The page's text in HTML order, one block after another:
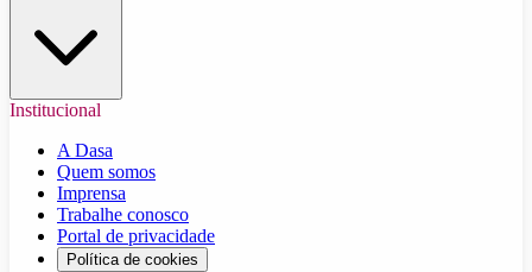
Institucional
A Dasa
Quem somos
Imprensa
Trabalhe conosco
Portal de privacidade
Política de cookies